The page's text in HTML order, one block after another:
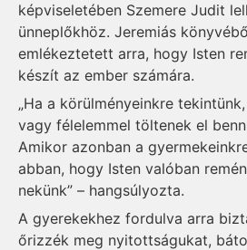
képviseletében Szemere Judit
ünneplőkhöz. Jeremiás
emlékeztetett arra, hogy Isten
készít az ember számára.
„Ha a körülményeinkre
vagy félelemmel töltenek el
Amikor azonban a
abban, hogy Isten valóban
nekünk” – hangsúlyozta.
A gyerekekhez fordulva arra
őrizzék meg nyitottságukat,